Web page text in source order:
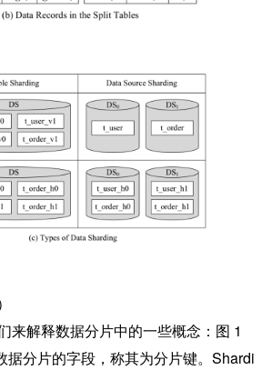
来解释数据分片中的一些概念：图 1
据分片的字段，称其为分片键。Shardi